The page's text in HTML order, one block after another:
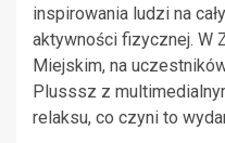
inspirowania ludzi na
aktywności fizycznej. W
Miejskim, na
Plusssz z
relaksu, co czyni to